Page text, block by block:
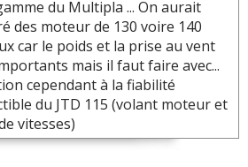
du Multipla ... On aurait
des moteur de 130 voire 140
car le poids et la prise au vent
mais il faut faire avec...
cependant à la fiabilité
du JTD 115 (volant moteur et
vitesses)